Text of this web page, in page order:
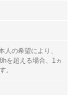
の希望により、
を超える場合、1ヵ
。